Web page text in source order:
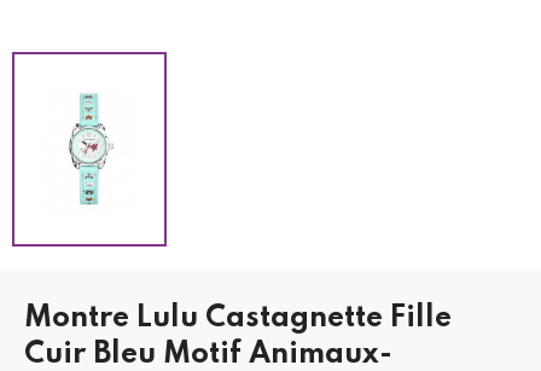
Montre Lulu Castagnette Fille
Cuir Bleu Motif Animaux-